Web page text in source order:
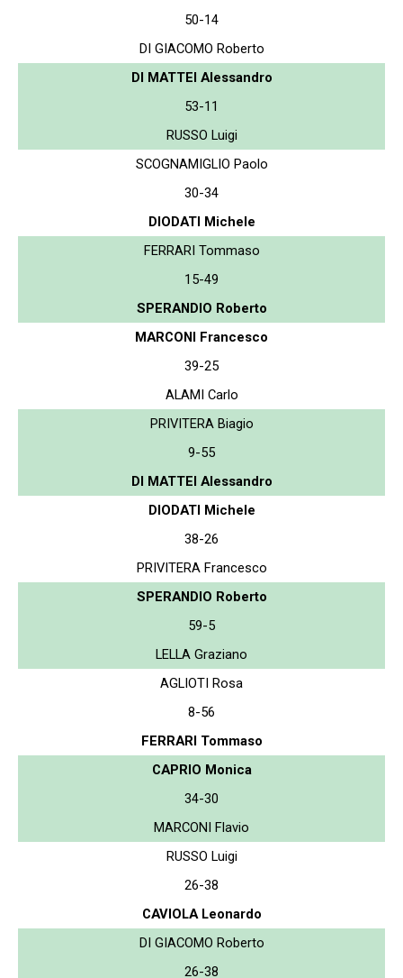
50-14
DI GIACOMO Roberto
DI MATTEI Alessandro
53-11
RUSSO Luigi
SCOGNAMIGLIO Paolo
30-34
DIODATI Michele
FERRARI Tommaso
15-49
SPERANDIO Roberto
MARCONI Francesco
39-25
ALAMI Carlo
PRIVITERA Biagio
9-55
DI MATTEI Alessandro
DIODATI Michele
38-26
PRIVITERA Francesco
SPERANDIO Roberto
59-5
LELLA Graziano
AGLIOTI Rosa
8-56
FERRARI Tommaso
CAPRIO Monica
34-30
MARCONI Flavio
RUSSO Luigi
26-38
CAVIOLA Leonardo
DI GIACOMO Roberto
26-38